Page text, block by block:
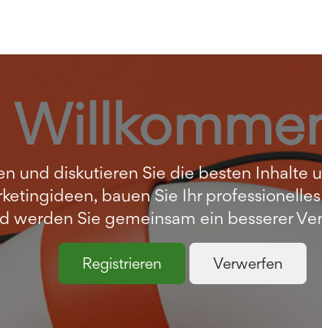
und diskutieren Sie die besten Inhalte
bauen Sie Ihr
werden Sie gemeinsam ein besserer
Registrieren Verwerfen